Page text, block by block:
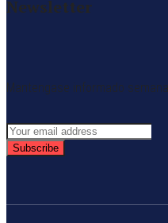
Newsletter
Mantengase informado
Subscribe